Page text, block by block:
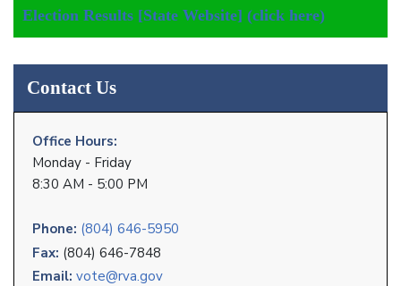
Contact Us
Office Hours:
Monday - Friday
8:30 AM - 5:00 PM
Phone: (804) 646-5950
Fax: (804) 646-7848
Email: vote@rva.gov
Election Results [State Website] (click here)